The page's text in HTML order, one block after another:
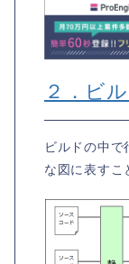
２．ビ
ビルドの中で
な図に表すこ